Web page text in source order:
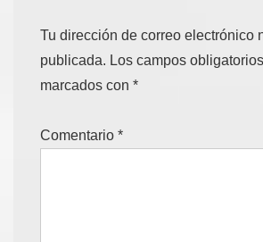
Tu dirección de correo electrónico
publicada. Los campos
marcados con *
Comentario *